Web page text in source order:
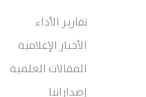
تقارير الأداء
الأخبار الإعلامية
المقالات العلمية
إصداراتنا